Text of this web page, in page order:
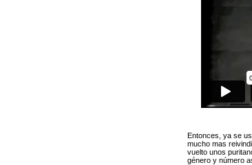
Entonces, ya se
mucho mas
vuelto unos
género y número